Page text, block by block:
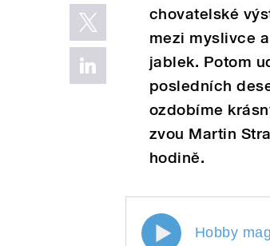
chovatelské
mezi myslivce
jablek. Potom
posledních
ozdobíme
zvou Martin
hodině.
Hobby magazín
Hobby